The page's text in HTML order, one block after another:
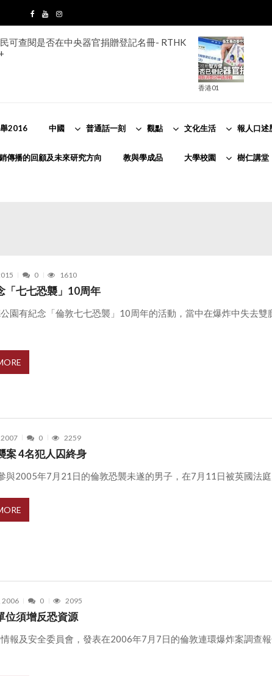
熱，市區最高氣溫約33度，新界再高兩三度。
吹輕微至和緩西北風。
香港天文台
2016 中國 普通話一刻 觀點 文化生活 報人口述
傳播的回顧及未來研究方向 教與學成品 大學校園 樹仁講堂
0 1610
「七七恐襲」10周年
園有紀念「倫敦七七恐襲」10周年的活動，當中在爆炸中失去雙
2007 0 2259
案 4名犯人囚終身
與2005年7月21日的倫敦恐襲未遂的男子，在7月11日被英國法庭
2006 0 2095
位須增反恐資源
報及安全委員會，發表在2006年7月7日的倫敦連環爆炸案調查